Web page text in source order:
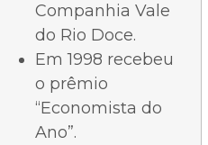
Companhia Vale
do Rio Doce.
Em 1998 recebeu
o prêmio
“Economista do
Ano”.